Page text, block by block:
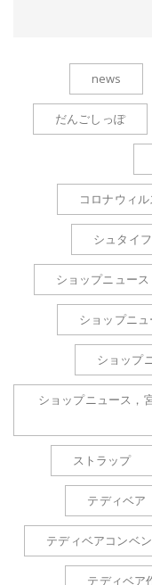
news
だんごしっぽ
コロナウィ
シュタイフ
ショップニュー
ショップニ
ショップ
ショップニュース，
ストラップ
テディベア
テディベアコンベ
テディベア